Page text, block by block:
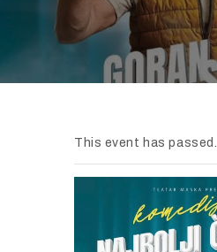
KONTAKT
This event has passed.